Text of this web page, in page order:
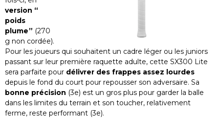
version “
poids
plume ” (270
g non cordée).
Pour les joueurs qui souhaitent un cadre léger ou les juniors
passant sur leur première raquette adulte, cette SX300 Lite
sera parfaite pour délivrer des frappes assez lourdes
depuis le fond du court pour repousser son adversaire. Sa
bonne précision (3e) est un gros plus pour garder la balle
dans les limites du terrain et son toucher, relativement
ferme, reste performant (3e).